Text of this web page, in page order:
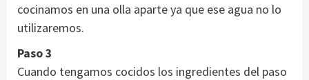
cocinamos en una olla aparte ya que ese agua no lo
utilizaremos.
Paso 3
Cuando tengamos cocidos los ingredientes del paso